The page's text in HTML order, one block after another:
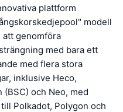
plattform
modell
genomföra
med bara ett
med flera stora
inklusive Heco,
(BSC) och Neo, med
Polkadot, Polygon och